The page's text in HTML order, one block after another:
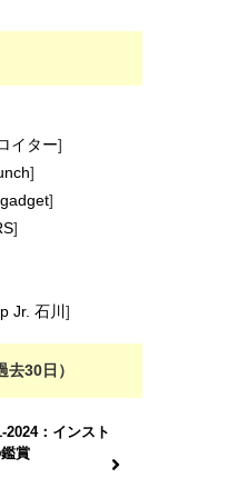
イター]
]
]
]
Jr. 石川 ]
30日）
：インスト
賞